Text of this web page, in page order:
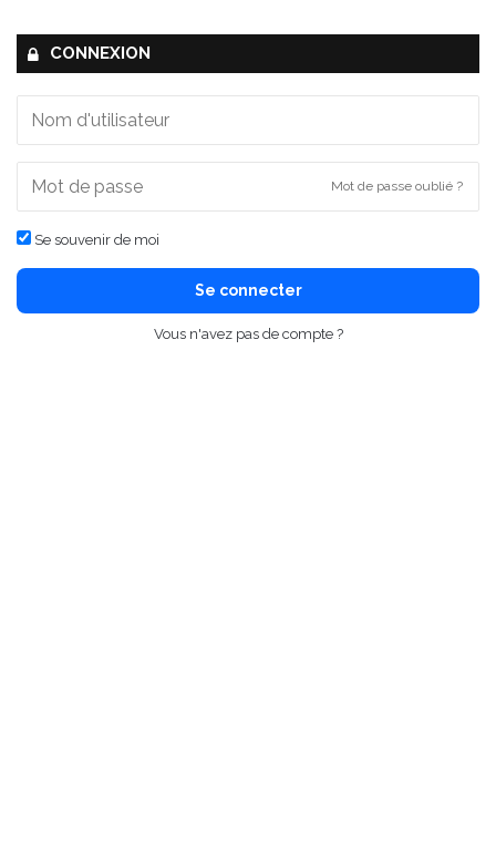
CONNEXION
Mot de passe oublié ?
Se souvenir de moi
Se connecter
Vous n'avez pas de compte ?